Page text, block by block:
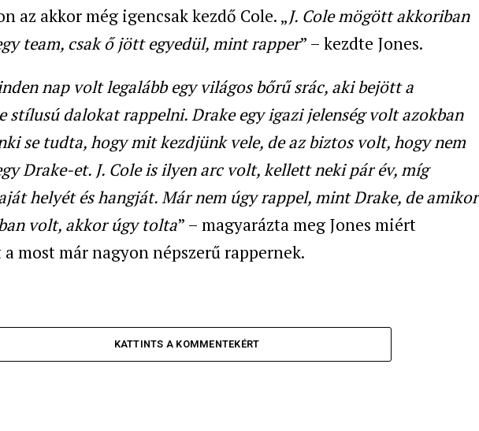
az akkor még igencsak kezdő Cole. „J. Cole mögött akkoriban
team, csak ő jött egyedül, mint rapper” – kezdte Jones.
nap volt legalább egy világos bőrű srác, aki bejött a
stílusú dalokat rappelni. Drake egy igazi jelenség volt azokban
se tudta, hogy mit kezdjünk vele, de az biztos volt, hogy nem
Drake-et. J. Cole is ilyen arc volt, kellett neki pár év, míg
helyét és hangját. Már nem úgy rappel, mint Drake, de amikor
volt, akkor úgy tolta” – magyarázta meg Jones miért
most már nagyon népszerű rappernek.
KATTINTS A KOMMENTEKÉRT